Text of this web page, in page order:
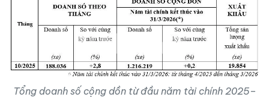
Tổng doanh số cộng dồn từ đầu năm tài chính 2025–